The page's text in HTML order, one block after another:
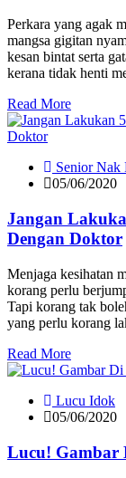
Perkara yang agak
mangsa gigitan
kesan bintat serta
kerana tidak henti
Read More
Senior Nak
05/06/2020
Jangan
Dengan Doktor
Menjaga kesihatan
korang perlu
Tapi korang tak
yang perlu korang
Read More
Lucu Idok
05/06/2020
Lucu! Gambar